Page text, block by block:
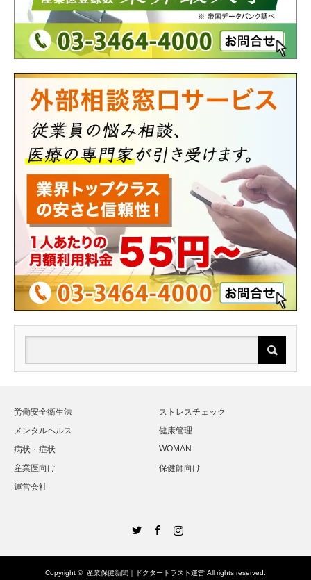
労働安全衛生法
ストレスチェック
メンタルヘルス
健康管理
病状・症状
WOMAN
産業医向け
保健師向け
運営会社
Copyright © 産業保健新聞｜ドクタートラスト運営 All rights reserved.